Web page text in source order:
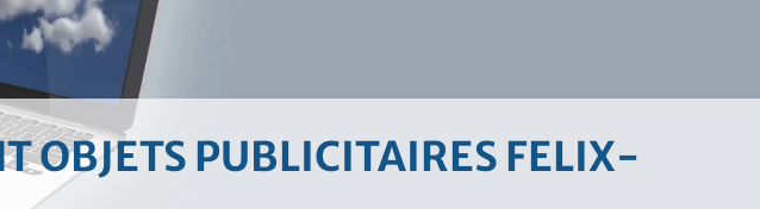
OBJETS PUBLICITAIRES FELIX-